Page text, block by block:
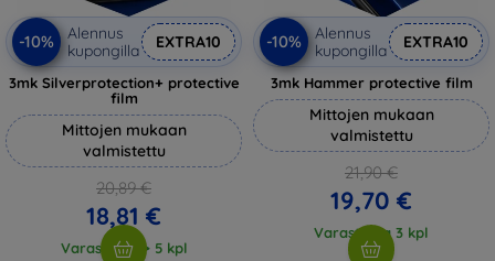
-10%
Alennus
kupongilla
EXTRA10
3mk Silverprotection+ protective
film
Mittojen mukaan
valmistettu
20,89 €
18,81 €
Varastossa > 5 kpl
-10%
Alennus
kupongilla
EXTRA10
3mk Hammer protective film
Mittojen mukaan
valmistettu
21,90 €
19,70 €
Varastossa 3 kpl